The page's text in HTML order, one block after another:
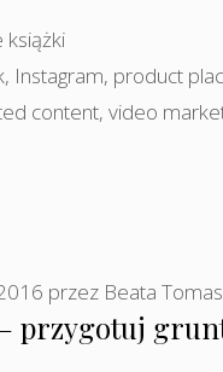
książki
, Instagram, product
content, video
przygotuj
przez Beata